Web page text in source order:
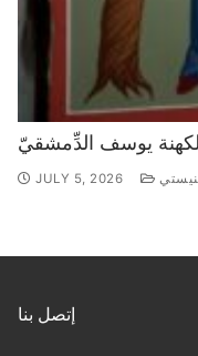
يوسف الدِّمشقيّ
JULY 5, 2026
إتصل بنا